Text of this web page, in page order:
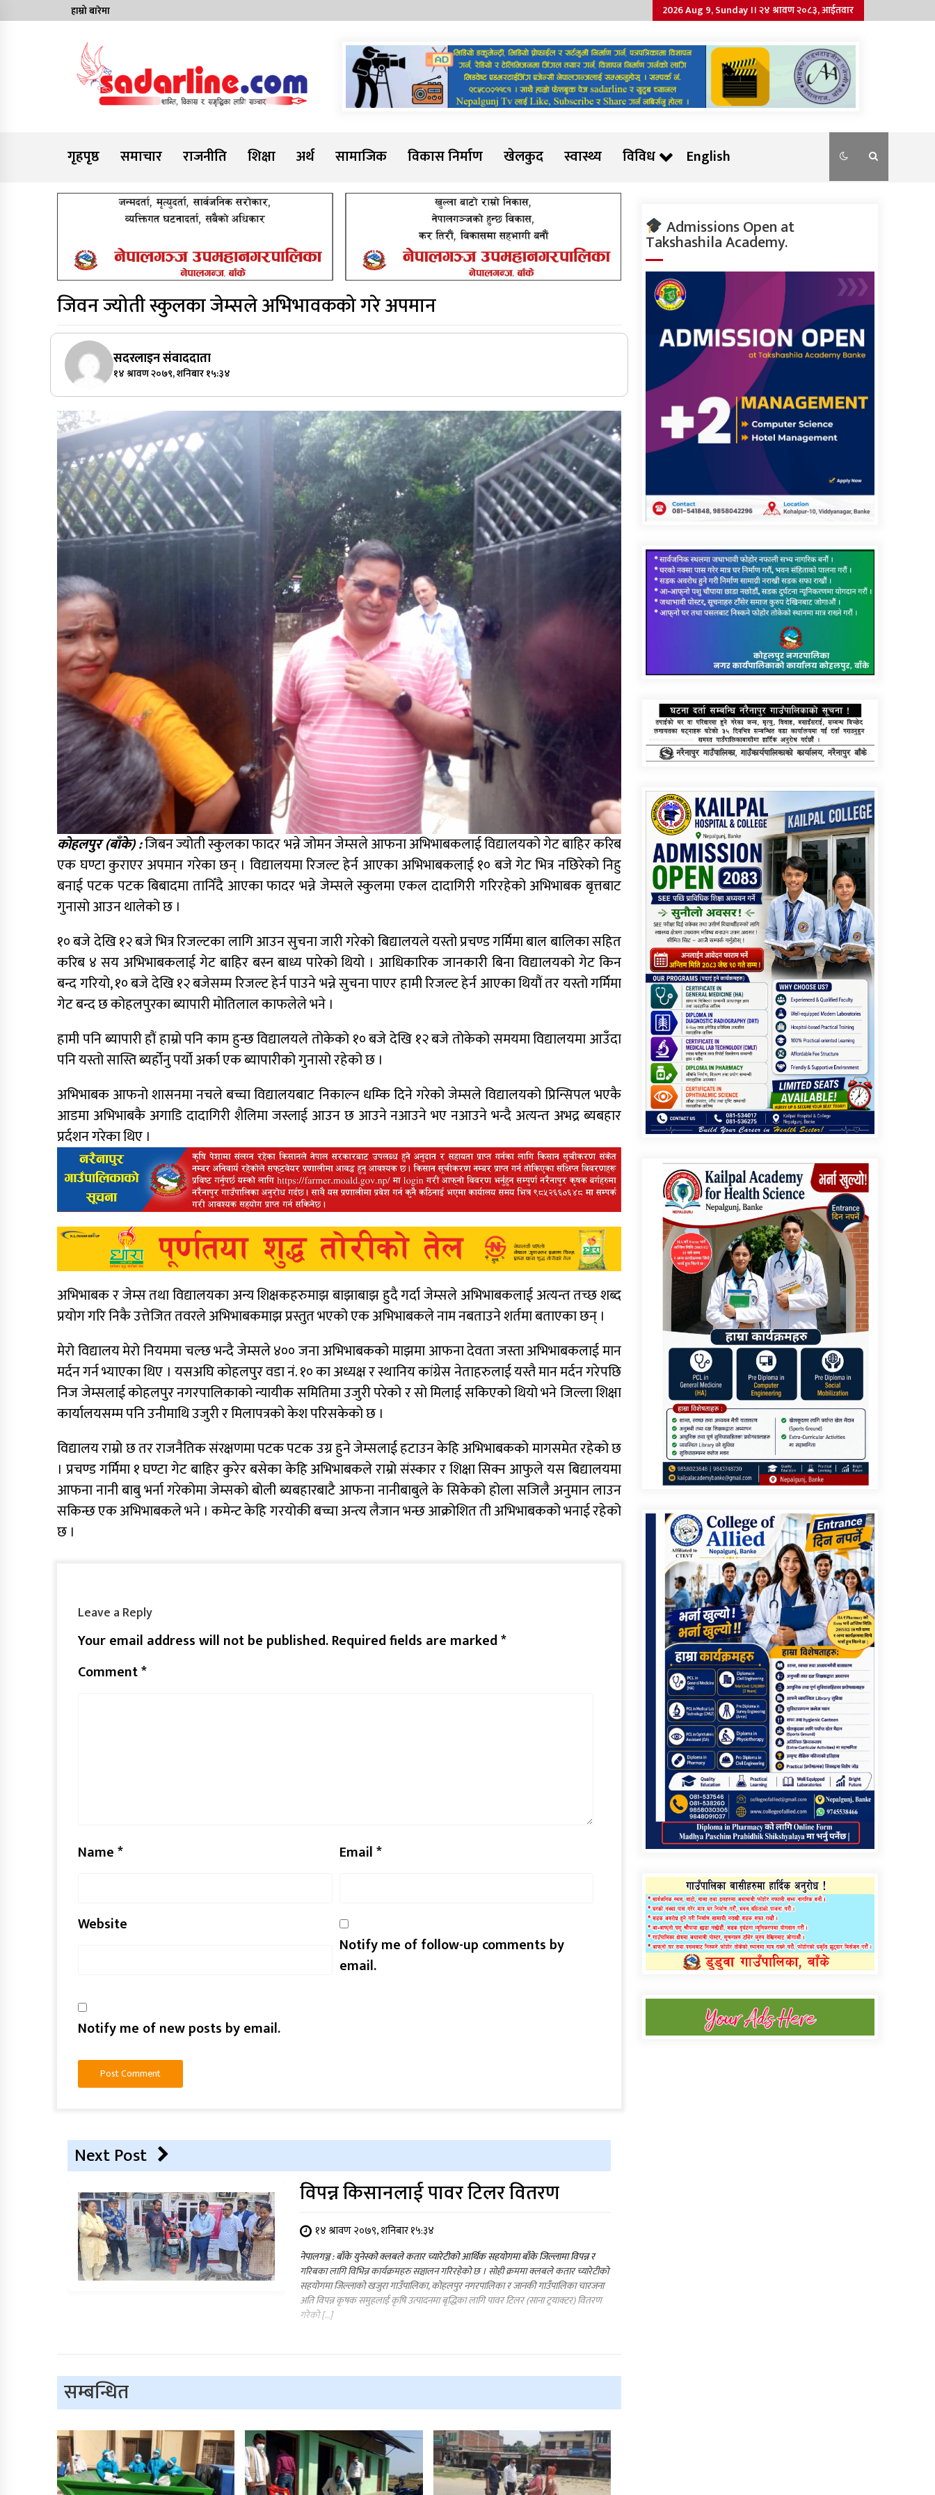
to
हाम्रो बारेमा 2026 Aug 9, Sunday ।। २४ श्रावण २०८३, आईतवार
Sadarline
गृहपृष्ठ
समाचार राजनीति शिक्षा अर्थ सामाजिक विकास निर्माण खेलकुद स्वास्थ्य विविध English
जिवन ज्योती स्कुलका जेम्सले अभिभावकको गरे अपमान
सदरलाइन संवाददाता
१४ श्रावण २०७९, शनिबार १५:३४
कोहलपुर (बाँके) :जिबन ज्योती स्कुलका फादर भन्ने जोमन जेम्सले आफना अभिभाबकलाई विद्यालयको गेट बाहिर करिब
एक घण्टा कुराएर अपमान गरेका छन् । विद्यालयमा रिजल्ट हेर्न आएका अभिभाबकलाई १० बजे गेट भित्र नछिरेको निहु
बनाई पटक पटक बिबादमा तानिँदै आएका फादर भन्ने जेम्सले स्कुलमा एकल दादागिरी गरिरहेको अभिभाबक बृत्तबाट
गुनासो आउन थालेको छ ।
१० बजे देखि १२ बजे भित्र रिजल्टका लागि आउन सुचना जारी गरेको बिद्यालयले यस्तो प्रचण्ड गर्मिमा बाल बालिका सहित
करिब ४ सय अभिभाबकलाई गेट बाहिर बस्न बाध्य पारेको थियो । आधिकारिक जानकारी बिना विद्यालयको गेट किन
बन्द गरियो, १० बजे देखि १२ बजेसम्म रिजल्ट हेर्न पाउने भन्ने सुचना पाएर हामी रिजल्ट हेर्न आएका थियौं तर यस्तो गर्मिमा
गेट बन्द छ कोहलपुरका ब्यापारी मोतिलाल काफलेले भने ।
हामी पनि ब्यापारी हौं हाम्रो पनि काम हुन्छ विद्यालयले तोकेको १० बजे देखि १२ बजे तोकेको समयमा विद्यालयमा आउँदा
पनि यस्तो सास्ति ब्यर्होनु पर्यो अर्का एक ब्यापारीको गुनासो रहेको छ ।
अभिभाबक आफनो शासनमा नचले बच्चा विद्यालयबाट निकाल्न धम्कि दिने गरेको जेम्सले विद्यालयको प्रिन्सिपल भएकै
आडमा अभिभाबकै अगाडि दादागिरी शैलिमा जस्लाई आउन छ आउने नआउने भए नआउने भन्दै अत्यन्त अभद्र ब्यबहार
प्रर्दशन गरेका थिए ।
अभिभाबक र जेम्स तथा विद्यालयका अन्य शिक्षकहरुमाझ बाझाबाझ हुदै गर्दा जेम्सले अभिभाबकलाई अत्यन्त तच्छ शब्द
प्रयोग गरि निकै उत्तेजित तवरले अभिभाबकमाझ प्रस्तुत भएको एक अभिभाबकले नाम नबताउने शर्तमा बताएका छन् ।
मेरो विद्यालय मेरो नियममा चल्छ भन्दै जेम्सले ४०० जना अभिभाबकको माझमा आफना देवता जस्ता अभिभाबकलाई मान
मर्दन गर्न भ्याएका थिए । यसअघि कोहलपुर वडा नं. १० का अध्यक्ष र स्थानिय कांग्रेस नेताहरुलाई यस्तै मान मर्दन गरेपछि
निज जेम्सलाई कोहलपुर नगरपालिकाको न्यायीक समितिमा उजुरी परेको र सो मिलाई सकिएको थियो भने जिल्ला शिक्षा
कार्यालयसम्म पनि उनीमाथि उजुरी र मिलापत्रको केश परिसकेको छ ।
विद्यालय राम्रो छ तर राजनैतिक संरक्षणमा पटक पटक उग्र हुने जेम्सलाई हटाउन केहि अभिभाबकको मागसमेत रहेको छ
। प्रचण्ड गर्मिमा १ घण्टा गेट बाहिर कुरेर बसेका केहि अभिभाबकले राम्रो संस्कार र शिक्षा सिक्न आफुले यस बिद्यालयमा
आफना नानी बाबु भर्ना गरेकोमा जेम्सको बोली ब्यबहारबाटै आफना नानीबाबुले के सिकेको होला सजिलै अनुमान लाउन
सकिन्छ एक अभिभाबकले भने । कमेन्ट केहि गरयोकी बच्चा अन्त्य लैजान भन्छ आक्रोशित ती अभिभाबकको भनाई रहेको
छ ।
Leave a Reply
Your email address will not be published.Required fields are marked*
Comment*
Name* Email*
Website
Notify me of follow-up comments by
email.
Notify me of new posts by email.
Next Post
विपन्न किसानलाई पावर टिलर वितरण
१४ श्रावण २०७९, शनिबार १५:३४
नेपालगञ्ज : बाँके युनेस्को क्लबले कतार च्यारेटीको आर्थिक सहयोगमा बाँके जिल्लामा विपन्न र
गरिबका लागि विभिन्न कार्यक्रमहरु सञ्चालन गरिरहेको छ । सोही क्रममा क्लबले कतार च्यारेटीको
सहयोगमा जिल्लाको खजुरा गाउँपालिका, कोहलपुर नगरपालिका र जानकी गाउँपालिका चारजना
अति विपन्न कृषक समुहलाई कृषि उत्पादनमा बृद्धिका लागि पावर टिलर (साना ट्रयाक्टर) वितरण
गरेको […]
सम्बन्धित
Admissions Open at
Takshashila Academy.